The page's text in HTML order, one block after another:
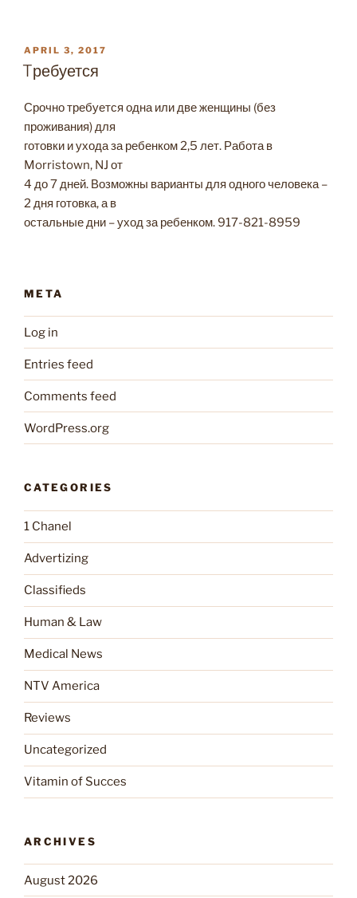
POSTED
ON
APRIL 3, 2017
Tребуется
Срочно требуется одна или две женщины (без
проживания) для
готовки и ухода за ребенком 2,5 лет. Работа в
Morristown, NJ от
4 до 7 дней. Возможны варианты для одного человека –
2 дня готовка, а в
остальные дни – уход за ребенком. 917-821-8959
META
Log in
Entries feed
Comments feed
WordPress.org
CATEGORIES
1 Chanel
Advertizing
Classifieds
Human & Law
Medical News
NTV America
Reviews
Uncategorized
Vitamin of Succes
ARCHIVES
August 2026